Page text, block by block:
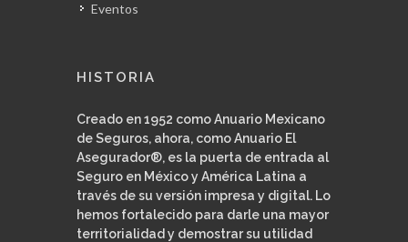
Eventos
HISTORIA
Creado en 1952 como Anuario Mexicano
de Seguros, ahora, como Anuario El
Asegurador®, es la puerta de entrada al
Seguro en México y América Latina a
través de su versión impresa y digital. Lo
hemos fortalecido para darle una mayor
territorialidad y demostrar su utilidad